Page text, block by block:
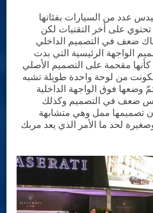
عدد من السيارات بفئاتها
على أخر التقنيات لكن
ضعف في التصميم الداخلي
الواجهة الرئيسية التي بدت
كأنها مقحمة على التصميم الأصلي
من لوحة واحدة طويلة تشبه
وضعها فوق الواجهة الداخلية
ضعف في التصميم وكذلك
تصميمها ممل وهي متشابهة
لحد ما الأمر الذي يعد مربك